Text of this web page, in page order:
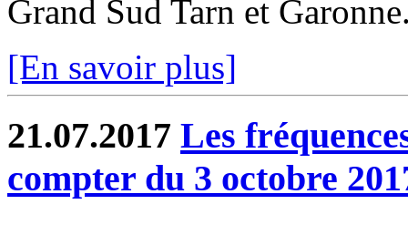
Grand Sud Tarn et
[En savoir plus]
21.07.2017 Les
compter du 3 octobre